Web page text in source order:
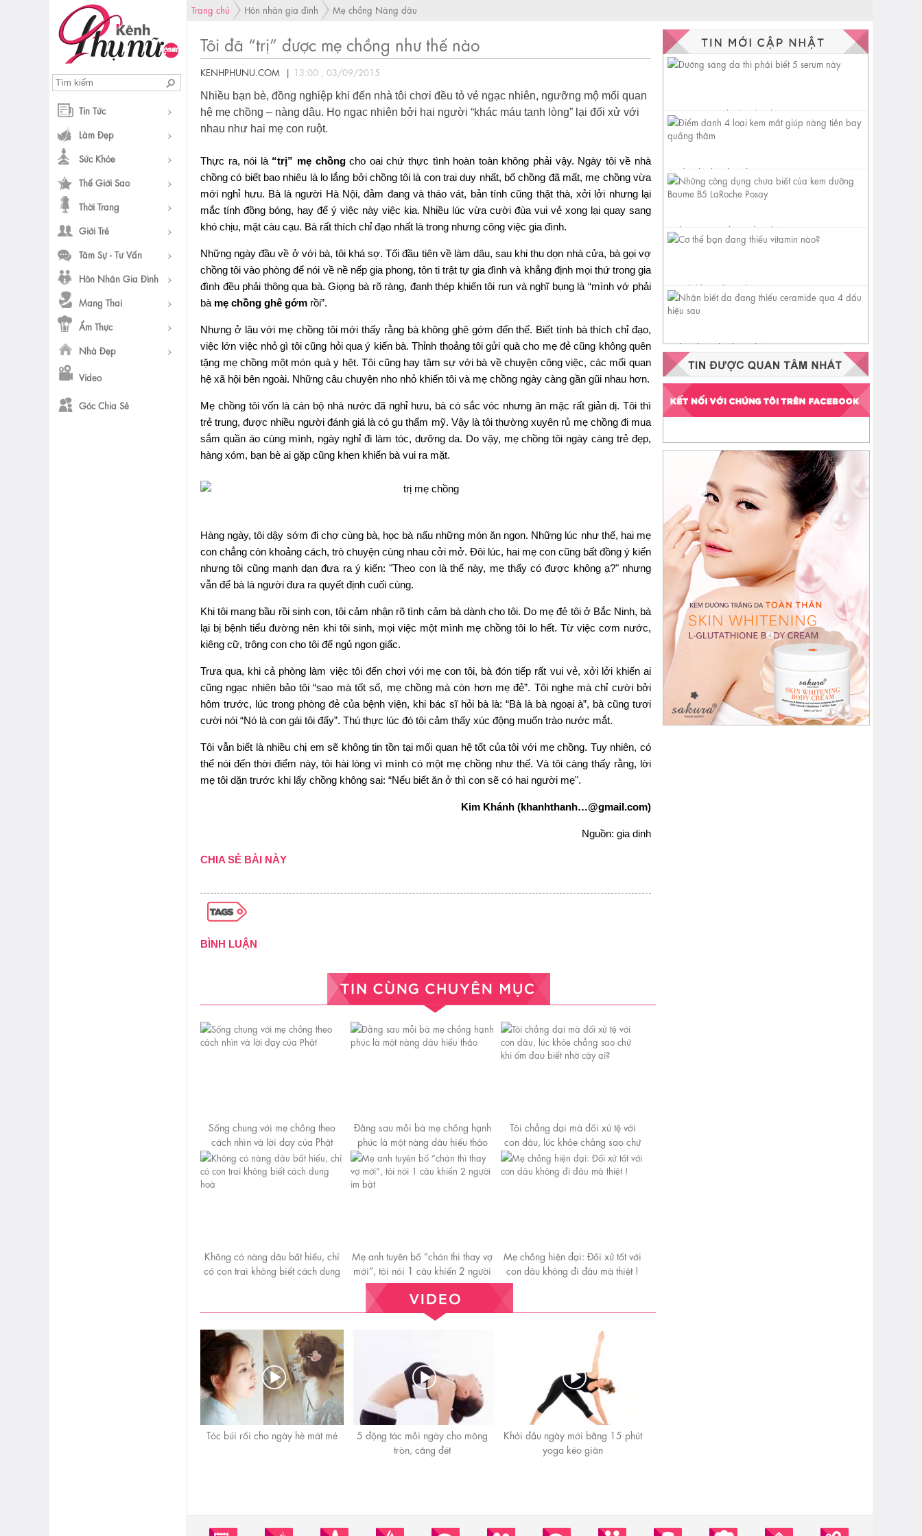
Tin Tức
Làm Đẹp
Sức Khỏe
Thế Giới Sao
Thời Trang
Giới Trẻ
Tâm Sự - Tư Vấn
Hôn Nhân Gia Đình
Mang Thai
Ẩm Thực
Nhà Đẹp
Video
Góc Chia Sẻ
Trang chủ Hôn nhân gia đình Mẹ chồng Nàng dâu
Tôi đã “trị” được mẹ chồng như thế nào
KENHPHUNU.COM | 13:00 , 03/09/2015
Nhiều bạn bè, đồng nghiệp khi đến nhà tôi chơi đều tỏ vẻ ngạc nhiên, ngưỡng mộ mối quan
hệ mẹ chồng – nàng dâu. Họ ngạc nhiên bởi hai người “khác máu tanh lòng” lại đối xử với
nhau như hai mẹ con ruột.
Thực ra, nói là “trị” mẹ chồngcho oai chứ thực tình hoàn toàn không phải vậy. Ngày tôi về nhà
chồng có biết bao nhiêu là lo lắng bởi chồng tôi là con trai duy nhất, bố chồng đã mất, mẹ chồng vừa
mới nghỉ hưu. Bà là người Hà Nội, đảm đang và tháo vát, bản tính cũng thật thà, xởi lởi nhưng lại
mắc tính đồng bóng, hay để ý việc này việc kia. Nhiều lúc vừa cười đùa vui vẻ xong lại quay sang
khó chịu, mặt càu cạu. Bà rất thích chỉ đạo nhất là trong nhưng công việc gia đình.
Những ngày đầu về ở với bà, tôi khá sợ. Tối đầu tiên về làm dâu, sau khi thu dọn nhà cửa, bà gọi vợ
chồng tôi vào phòng để nói về nề nếp gia phong, tôn ti trật tự gia đình và khẳng định mọi thứ trong gia
đình đều phải thông qua bà. Giọng bà rõ ràng, đanh thép khiến tôi run và nghĩ bụng là “mình vớ phải
bà mẹ chồng ghê gớm rồi”.
Nhưng ở lâu với mẹ chồng tôi mới thấy rằng bà không ghê gớm đến thế. Biết tính bà thích chỉ đạo,
việc lớn việc nhỏ gì tôi cũng hỏi qua ý kiến bà. Thỉnh thoảng tôi gửi quà cho mẹ đẻ cũng không quên
tặng mẹ chồng một món quà y hệt. Tôi cũng hay tâm sự với bà về chuyện công việc, các mối quan
hệ xã hội bên ngoài. Những câu chuyện nho nhỏ khiến tôi và mẹ chồng ngày càng gần gũi nhau hơn.
Mẹ chồng tôi vốn là cán bộ nhà nước đã nghỉ hưu, bà có sắc vóc nhưng ăn mặc rất giản dị. Tôi thì
trẻ trung, được nhiều người đánh giá là có gu thẩm mỹ. Vậy là tôi thường xuyên rủ mẹ chồng đi mua
sắm quần áo cùng mình, ngày nghỉ đi làm tóc, dưỡng da. Do vậy, mẹ chồng tôi ngày càng trẻ đẹp,
hàng xóm, bạn bè ai gặp cũng khen khiến bà vui ra mặt.
Hàng ngày, tôi dậy sớm đi chợ cùng bà, học bà nấu những món ăn ngon. Những lúc như thế, hai mẹ
con chẳng còn khoảng cách, trò chuyện cùng nhau cởi mở. Đôi lúc, hai mẹ con cũng bất đồng ý kiến
nhưng tôi cũng mạnh dạn đưa ra ý kiến: "Theo con là thế này, mẹ thấy có được không ạ?" nhưng
vẫn để bà là người đưa ra quyết định cuối cùng.
Khi tôi mang bầu rồi sinh con, tôi cảm nhận rõ tình cảm bà dành cho tôi. Do mẹ đẻ tôi ở Bắc Ninh, bà
lại bị bệnh tiểu đường nên khi tôi sinh, mọi việc một mình mẹ chồng tôi lo hết. Từ việc cơm nước,
kiêng cữ, trông con cho tôi để ngủ ngon giấc.
Trưa qua, khi cả phòng làm việc tôi đến chơi với mẹ con tôi, bà đón tiếp rất vui vẻ, xởi lởi khiến ai
cũng ngạc nhiên bảo tôi “sao mà tốt số, mẹ chồng mà còn hơn mẹ đẻ”. Tôi nghe mà chỉ cười bởi
hôm trước, lúc trong phòng đẻ của bệnh viện, khi bác sĩ hỏi bà là: “Bà là bà ngoại à”, bà cũng tươi
cười nói “Nó là con gái tôi đấy”. Thú thực lúc đó tôi cảm thấy xúc động muốn trào nước mắt.
Tôi vẫn biết là nhiều chị em sẽ không tin tồn tại mối quan hệ tốt của tôi với mẹ chồng. Tuy nhiên, có
thể nói đến thời điểm này, tôi hài lòng vì mình có một mẹ chồng như thế. Và tôi càng thấy rằng, lời
mẹ tôi dặn trước khi lấy chồng không sai: “Nếu biết ăn ở thì con sẽ có hai người mẹ".
Kim Khánh (khanhthanh…@gmail.com)
Nguồn: gia dinh
CHIA SẺ BÀI NÀY
BÌNH LUẬN
Sống chung với mẹ chồng theo
cách nhìn và lời dạy của Phật
Đằng sau mỗi bà mẹ chồng hạnh
phúc là một nàng dâu hiếu thảo
Tôi chẳng dại mà đối xử tệ với
con dâu, lúc khỏe chẳng sao chứ
khi ốm đaᴜ biết nhờ cậy ai?
Không có nàng dâu bất hiếu, chỉ
có con trai không biết cách dung
Mẹ anh tuyên bố “chán thì thay vợ
mới”, tôi nói 1 câu khiến 2 người
im bặt
Mẹ chồng hiện đại: Đối xử tốt với
con dâu không đi đâu mà thiệt !
Tóc búi rối cho ngày hè mát mẻ
5 động tác mỗi ngày cho mông
tròn, căng đét
Khởi đầu ngày mới bằng 15 phút
yoga kéo giãn
Dưỡng sáng da thì phải biết 5
serum này
Điểm danh 4 loại kem mắt
giúp nàng tiễn bay quầng
thâm
Những công dụng chưa biết
của kem dưỡng Baume B5
Cơ thể bạn đang thiếu vitamin
nào?
Nhận biết da đang thiếu
ceramide qua 4 dấu hiệu sau